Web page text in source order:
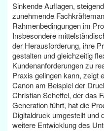
Sinkende Auflagen,
zunehmende
Rahmenbedingungen im
Insbesondere
der Herausforderung, ihre
gestalten und gleichzeitig
Kundenanforderungen zu
Praxis gelingen kann, zeigt
Canon am Beispiel der
Christian Scheffel, der das
Generation führt, hat die
Digitaldruck umgestellt und
weitere Entwicklung des